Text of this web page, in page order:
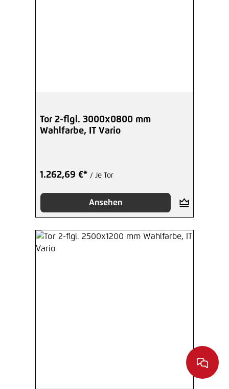
Tor 2-flgl. 3000x0800 mm
Wahlfarbe, IT Vario
1.262,69 €* / Je Tor
Ansehen